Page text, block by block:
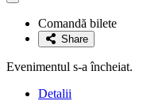
Adaugă
favoriteComandă bilete
Share
Evenimentul s-a încheiat.
Detalii